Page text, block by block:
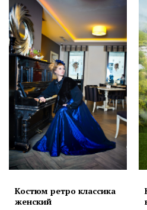
Костюм ретро классика
женский